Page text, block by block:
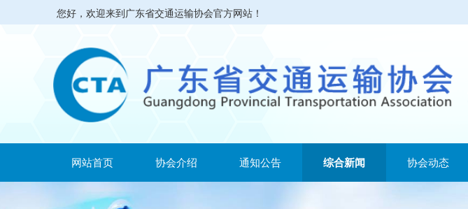
您好，欢迎来到广东省交通运输协会官方网站！
网站首页 协会介绍 通知公告 综合新闻 协会动态